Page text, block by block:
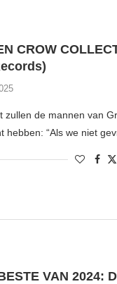
CROW
zullen de mannen van
hebben: “Als we niet
VAN 2024: